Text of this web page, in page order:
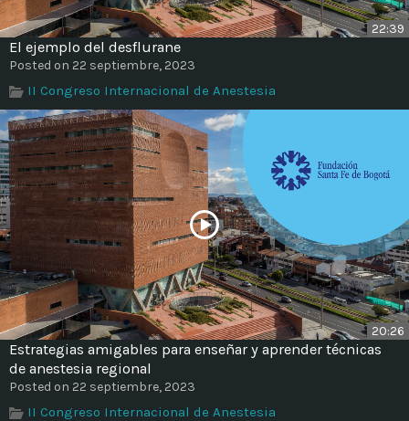
22:39
El ejemplo del desflurane
Posted on 22 septiembre, 2023
II Congreso Internacional de Anestesia
20:26
Estrategias amigables para enseñar y aprender técnicas
de anestesia regional
Posted on 22 septiembre, 2023
II Congreso Internacional de Anestesia